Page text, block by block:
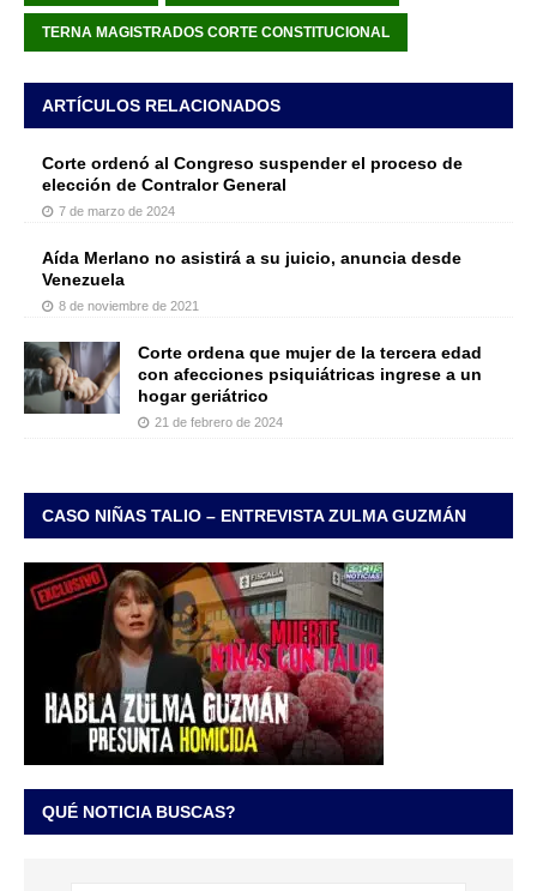
TERNA MAGISTRADOS CORTE CONSTITUCIONAL
ARTÍCULOS RELACIONADOS
Corte ordenó al Congreso suspender el proceso de
elección de Contralor General
7 de marzo de 2024
Aída Merlano no asistirá a su juicio, anuncia desde
Venezuela
8 de noviembre de 2021
Corte ordena que mujer de la tercera edad
con afecciones psiquiátricas ingrese a un
hogar geriátrico
21 de febrero de 2024
CASO NIÑAS TALIO – ENTREVISTA ZULMA GUZMÁN
QUÉ NOTICIA BUSCAS?